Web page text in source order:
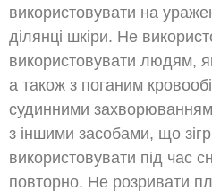
використовувати на
ділянці шкіри. Не
використовувати людям,
а також з поганим
судинними
з іншими засобами, що
використовувати під час
повторно. Не розривати